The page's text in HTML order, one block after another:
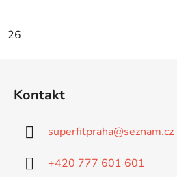
26
Kontakt
superfitpraha@seznam.cz
+420 777 601 601